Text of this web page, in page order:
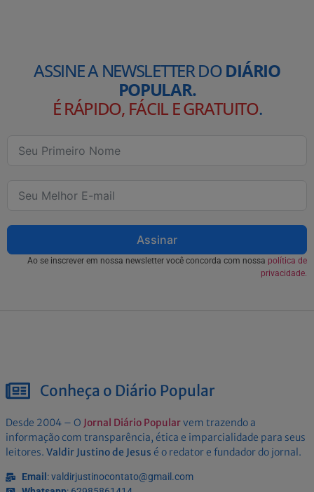
ASSINE A NEWSLETTER DODIÁRIO
POPULAR.
É RÁPIDO, FÁCIL E GRATUITO.
Assinar
Ao se inscrever em nossa newsletter você concorda com nossa política de
privacidade.
Conheça o Diário Popular
Desde 2004 – O Jornal Diário Popularvem trazendo a
informação com transparência, ética e imparcialidade para seus
leitores. Valdir Justino de Jesus é o redator e fundador do jornal.
Email : valdirjustinocontato@gmail.com